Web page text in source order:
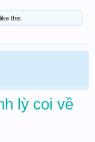
like this.
lỳ coi về